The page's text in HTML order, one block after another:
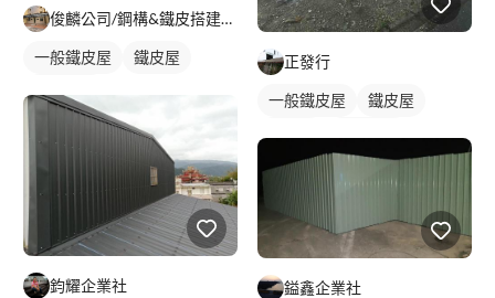
俊麟公司/鋼構&鐵皮搭建&採光罩
一般鐵皮屋
鐵皮屋
鐵皮浪板
鈞耀企業社
正發行
一般鐵皮屋
鐵皮屋
鎰鑫企業社